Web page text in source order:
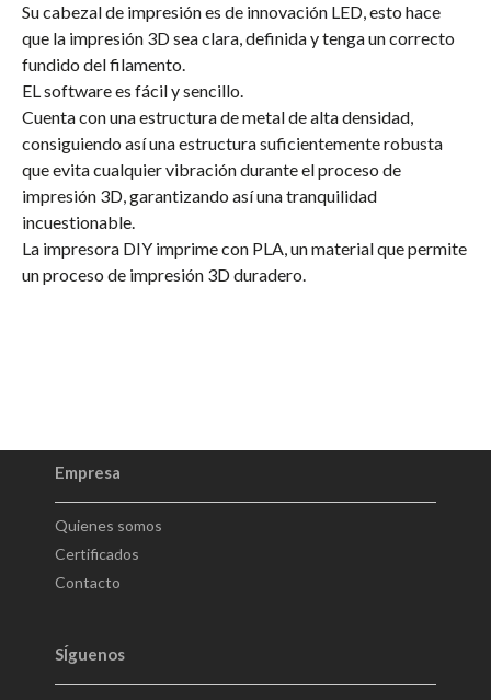
Su cabezal de impresión es de innovación LED, esto hace
que la impresión 3D sea clara, definida y tenga un correcto
fundido del filamento.
EL software es fácil y sencillo.
Cuenta con una estructura de metal de alta densidad,
consiguiendo así una estructura suficientemente robusta
que evita cualquier vibración durante el proceso de
impresión 3D, garantizando así una tranquilidad
incuestionable.
La impresora DIY imprime con PLA, un material que permite
un proceso de impresión 3D duradero.
Empresa
Quienes somos
Certificados
Contacto
SÍguenos